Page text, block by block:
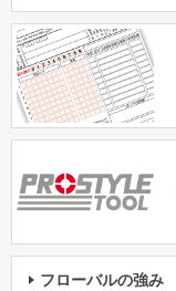
フローバルの強み